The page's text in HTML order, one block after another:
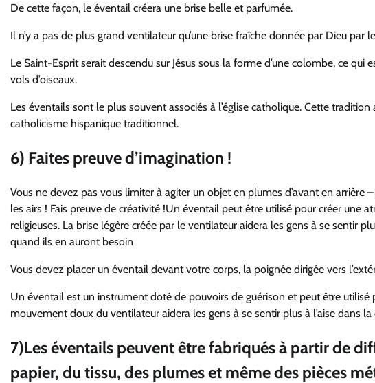
De cette façon, le éventail créera une brise belle et parfumée.
Il n’y a pas de plus grand ventilateur qu’une brise fraîche donnée par Dieu par
Le Saint-Esprit serait descendu sur Jésus sous la forme d’une colombe, ce
vols d’oiseaux.
Les éventails sont le plus souvent associés à l’église catholique. Cette
catholicisme hispanique traditionnel.
6) Faites preuve d’imagination !
Vous ne devez pas vous limiter à agiter un objet en plumes d’avant en
les airs ! Fais preuve de créativité !Un éventail peut être utilisé pour créer une
religieuses. La brise légère créée par le ventilateur aidera les gens à se sentir
quand ils en auront besoin
Vous devez placer un éventail devant votre corps, la poignée dirigée vers
Un éventail est un instrument doté de pouvoirs de guérison et peut être
mouvement doux du ventilateur aidera les gens à se sentir plus à l’aise dans
7)Les éventails peuvent être fabriqués à partir de
papier, du tissu, des plumes et même des pièces